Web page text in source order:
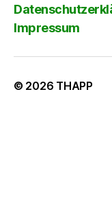
Impressum
© 2026 THAPP